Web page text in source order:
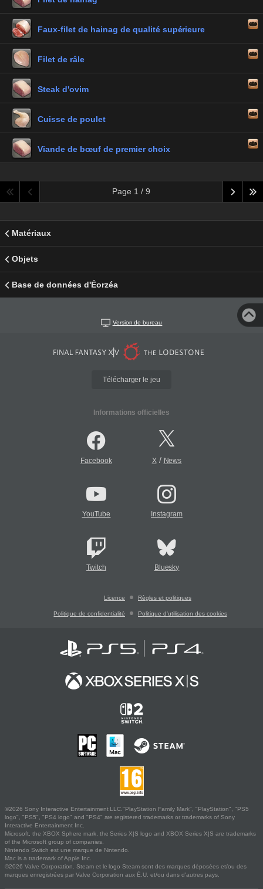
Faux-filet de hainag de qualité supérieure
Filet de râle
Steak d'ovim
Cuisse de poulet
Viande de bœuf de premier choix
Page 1 / 9
Matériaux
Objets
Base de données d'Éorzéa
Version de bureau
Télécharger le jeu
Informations officielles
Facebook X/ News
YouTube Instagram
Twitch Bluesky
Licence Règles et politiques
Politique de confidentialité Politique d'utilisation des cookies
©2026 Sony Interactive Entertainment LLC."PlayStation Family Mark", "PlayStation", "PS5
logo", "PS5", "PS4 logo" and "PS4" are registered trademarks or trademarks of Sony
Interactive Entertainment Inc.
Microsoft, the XBOX Sphere mark, the Series X|S logo and XBOX Series X|S are trademarks
of the Microsoft group of companies.
Nintendo Switch est une marque de Nintendo.
Mac is a trademark of Apple Inc.
©2026 Valve Corporation. Steam et le logo Steam sont des marques déposées et/ou des
marques enregistrées par Valve Corporation aux É.U. et/ou dans d'autres pays.